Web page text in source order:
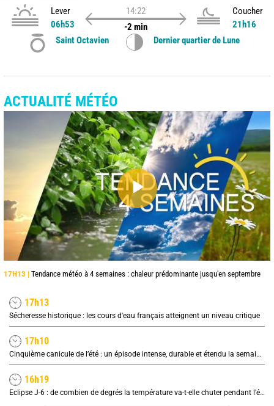
Lever
06h53
14:22
-2 min
Coucher
21h16
Saint Octavien
Dernier quartier de Lune
ACTUALITÉ MÉTÉO
17H13 | Tendance météo à 4 semaines : chaleur prédominante jusqu'en septembre
17h13
Sécheresse historique : les cours d'eau français atteignent un niveau critique
17h10
Cinquième canicule de l’été : un épisode intense, durable et étendu la semaine prochaine
16h19
Eclipse J-6 : de combien de degrés la température va-t-elle chuter pendant l'éclipse du 12 août ?